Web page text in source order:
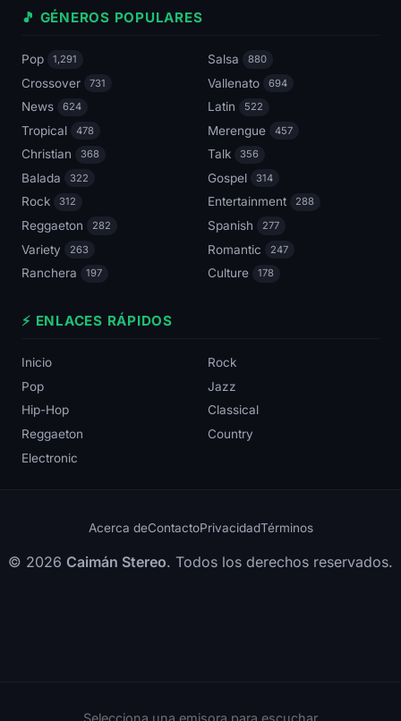
🎵 GÉNEROS POPULARES
Pop 1,291 Salsa 880
Crossover 731 Vallenato 694
News 624 Latin 522
Tropical 478 Merengue 457
Christian 368 Talk 356
Balada 322 Gospel 314
Rock 312 Entertainment 288
Reggaeton 282 Spanish 277
Variety 263 Romantic 247
Ranchera 197 Culture 178
⚡ ENLACES RÁPIDOS
Inicio
Rock
Pop
Jazz
Hip-Hop
Classical
Reggaeton
Country
Electronic
Acerca deContactoPrivacidadTérminos
© 2026 Caimán Stereo. Todos los derechos reservados.
Selecciona una emisora para escuchar